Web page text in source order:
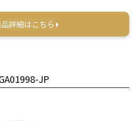
詳細はこちら
JP